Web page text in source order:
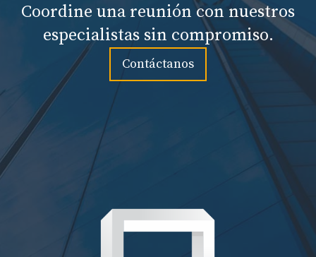
Coordine una reunión con nuestros
especialistas sin compromiso.
Contáctanos